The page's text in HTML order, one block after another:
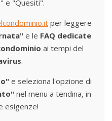
e "Quesiti".
per leggere
e le FAQ dedicate
ai tempi del
.
e seleziona l'opzione di
nel menu a tendina, in
esigenze!